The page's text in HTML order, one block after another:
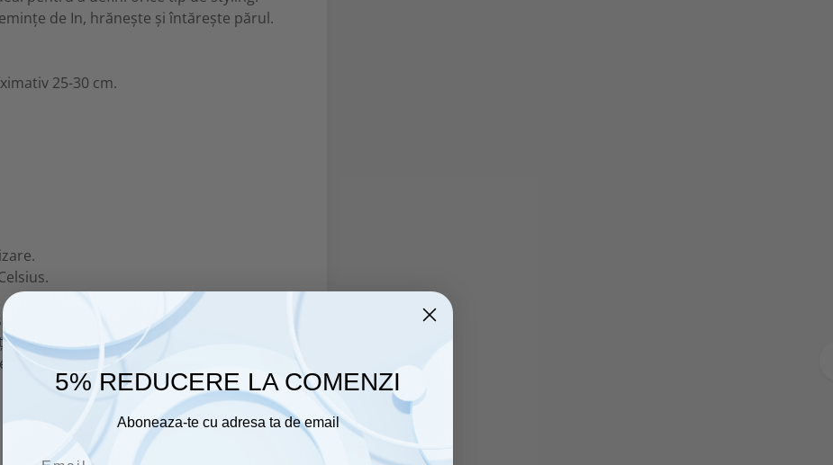
de In, hrănește și întărește părul.
25-30 cm.
naturală, datorită ingredientelor
de in combat efectul frizz al părului
vârfurilor despicate.
5% REDUCERE LA COMENZI
Aboneaza-te cu adresa ta de email